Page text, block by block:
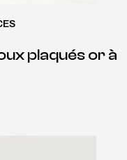
plaqués or à